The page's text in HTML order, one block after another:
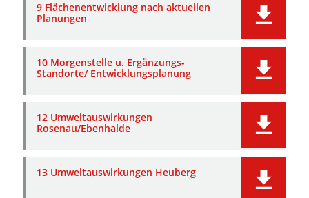
9 Flächenentwicklung nach aktuellen
Planungen
10 Morgenstelle u. Ergänzungs-
Standorte/ Entwicklungsplanung
12 Umweltauswirkungen
Rosenau/Ebenhalde
13 Umweltauswirkungen Heuberg